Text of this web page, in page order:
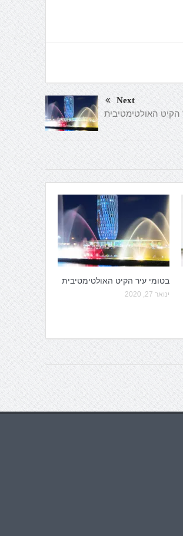
Next
הקיט האולטימטיבית
בטומי עיר הקיט האולטימטיבית
ינואר 27, 2020